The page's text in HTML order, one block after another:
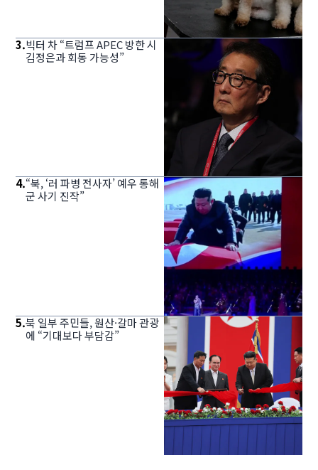
3.빅터 차 “트럼프 APEC 방한 시
김정은과 회동 가능성”
4.“북, ‘러 파병 전사자’ 예우 통해
군 사기 진작”
5.북 일부 주민들, 원산·갈마 관광
에 “기대보다 부담감”